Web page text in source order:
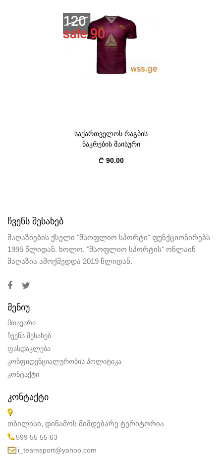
საქართველოს რაგბის
ნაკრების მაისური
90.00
ᲩᲕᲔᲜᲡ ᲨᲔᲡᲐᲮᲔᲑ
მაღაზიების ქსელი "მსოფლიო სპორტი" ფუნქციონირებს
1995 წლიდან. ხოლო, "მსოფლიო სპორტის" ონლაინ
მაღაზია ამოქმედდა 2019 წლიდან.
ᲛᲔᲜᲘᲣ
მთავარი
ჩვენს შესახებ
ფასდაკლება
კონფიდენციალურობის პოლიტიკა
კონტაქტი
ᲙᲝᲜᲢᲐᲥᲢᲘ
თბილისი, დინამოს მიმდებარე ტერიტორია
599 55 55 63
i_teamsport@yahoo.com